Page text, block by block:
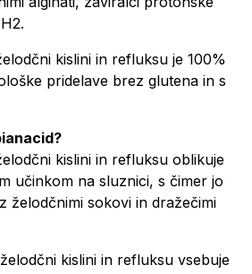
kislini in refluksu je 100%
pridelave brez glutena in s
kislini in refluksu oblikuje
učinkom na sluznici, s čimer jo
želodčnimi sokovi in dražečimi
kislini in refluksu vsebuje